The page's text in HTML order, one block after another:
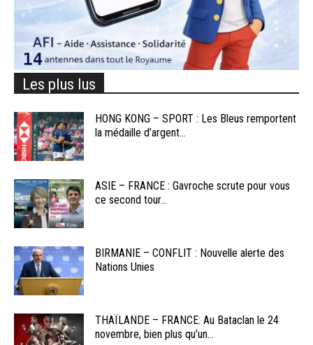
Les plus lus
HONG KONG – SPORT : Les Bleus remportent
la médaille d’argent...
ASIE – FRANCE : Gavroche scrute pour vous
ce second tour...
BIRMANIE – CONFLIT : Nouvelle alerte des
Nations Unies
THAÏLANDE – FRANCE: Au Bataclan le 24
novembre, bien plus qu’un...